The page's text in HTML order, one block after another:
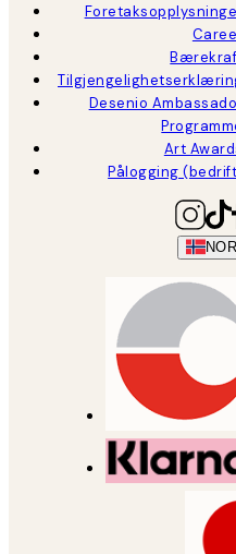
Desenio
Art
Pålogging
NOR